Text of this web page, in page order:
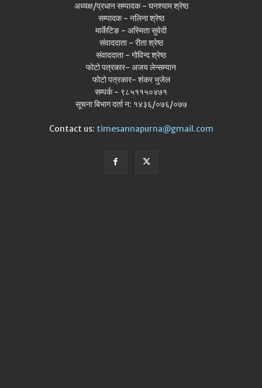
अध्यक्ष/प्रधान सम्पादक - घनश्याम श्रेष्ठ
सम्पादक - नलिना श्रेष्ठ
मार्केटिङ - अस्मिता सुवेदी
संवाददाता - रीता श्रेष्ठ
संवाददाता - गोविन्द श्रेष्ठ
फोटो पत्रकार- अजय लेन्सम्यान
फोटो पत्रकार- शंकर भुजेल
सम्पर्क - ९८५११५०४७१
सूचना बिभाग दर्ता न: १४३६/०७६/०७७
Contact us: timesannapurna@gmail.com